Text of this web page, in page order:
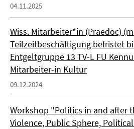
04.11.2025
Wiss. Mitarbeiter*in (Praedoc)
Teilzeitbeschäftigung befristet
Entgeltgruppe 13 TV-L FU
Mitarbeiter-in Kultur
09.12.2024
Workshop "Politics in and after
Violence, Public Sphere,